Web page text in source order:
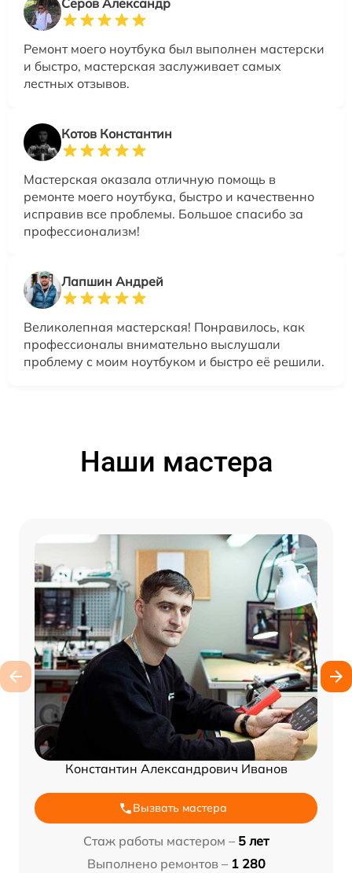
Серов Александр
Ремонт моего ноутбука был выполнен мастерски
и быстро, мастерская заслуживает самых
лестных отзывов.
Котов Константин
Мастерская оказала отличную помощь в
ремонте моего ноутбука, быстро и качественно
исправив все проблемы. Большое спасибо за
профессионализм!
Лапшин Андрей
Великолепная мастерская! Понравилось, как
профессионалы внимательно выслушали
проблему с моим ноутбуком и быстро её решили.
Наши мастера
Константин Александрович Иванов
Вызвать мастера
Стаж работы мастером – 5 лет
Выполнено ремонтов – 1 280